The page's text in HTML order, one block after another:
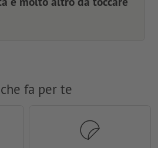
fa per te